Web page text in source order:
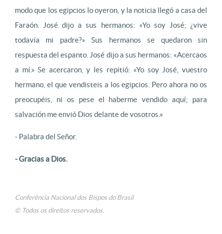
modo que los egipcios lo oyeron, y la noticia llegó a casa del
Faraón. José dijo a sus hermanos: «Yo soy José; ¿vive
todavía mi padre?» Sus hermanos se quedaron sin
respuesta del espanto. José dijo a sus hermanos: «Acercaos
a mí.» Se acercaron, y les repitió: «Yo soy José, vuestro
hermano, el que vendisteis a los egipcios. Pero ahora no os
preocupéis, ni os pese el haberme vendido aquí; para
salvación me envió Dios delante de vosotros.»
- Palabra del Señor.
- Gracias a Dios.
Conferência Nacional dos Bispos do Brasil
© Todos os direitos reservados.